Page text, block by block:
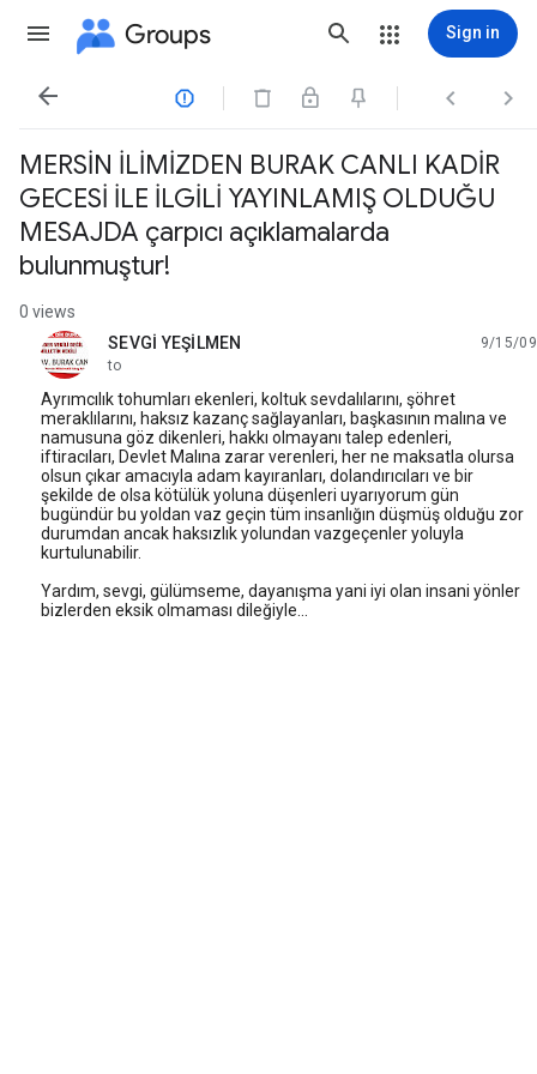
Groups Sign in
   
MERSİN İLİMİZDEN BURAK CANLI KADİR
GECESİ İLE İLGİLİ YAYINLAMIŞ OLDUĞU
MESAJDA çarpıcı açıklamalarda
bulunmuştur!
0 views
SEVGİ YEŞİLMEN
unread,
9/15/09
to
Ayrımcılık tohumları ekenleri, koltuk sevdalılarını, şöhret
meraklılarını, haksız kazanç sağlayanları, başkasının malına ve
namusuna göz dikenleri, hakkı olmayanı talep edenleri,
iftiracıları, Devlet Malına zarar verenleri, her ne maksatla olursa
olsun çıkar amacıyla adam kayıranları, dolandırıcıları ve bir
şekilde de olsa kötülük yoluna düşenleri uyarıyorum gün
bugündür bu yoldan vaz geçin tüm insanlığın düşmüş olduğu zor
durumdan ancak haksızlık yolundan vazgeçenler yoluyla
kurtulunabilir.
Yardım, sevgi, gülümseme, dayanışma yani iyi olan insani yönler
bizlerden eksik olmaması dileğiyle...